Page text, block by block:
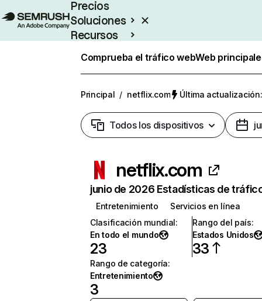
Precios
Soluciones
Recursos
Comprueba el tráfico webWeb
Principal / netflix.com Última
Todos los dispositivos
netflix.com
junio de 2026 Estadísticas de
Entretenimiento
Servicios en línea
Clasificación mundial:
En todo el mundo
23
Rango del país:
Estados Unidos
33
Rango de categoría:
Entretenimiento
3